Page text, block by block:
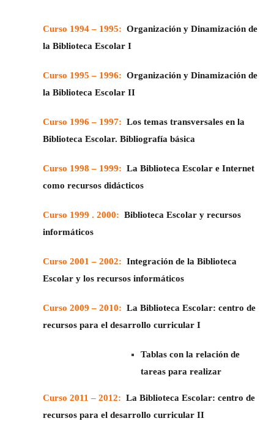
Curso 1994 – 1995: Organización y Dinamización de
la Biblioteca Escolar I
Curso 1995 – 1996: Organización y Dinamización de
la Biblioteca Escolar II
Curso 1996 – 1997: Los temas transversales en la
Biblioteca Escolar. Bibliografía básica
Curso 1998 – 1999: La Biblioteca Escolar e Internet
como recursos didácticos
Curso 1999 . 2000: Biblioteca Escolar y recursos
informáticos
Curso 2001 – 2002: Integración de la Biblioteca
Escolar y los recursos informáticos
Curso 2009 – 2010: La Biblioteca Escolar: centro de
recursos para el desarrollo curricular I
Tablas con la relación de
tareas para realizar
Curso 2011 – 2012: La Biblioteca Escolar: centro de
recursos para el desarrollo curricular II